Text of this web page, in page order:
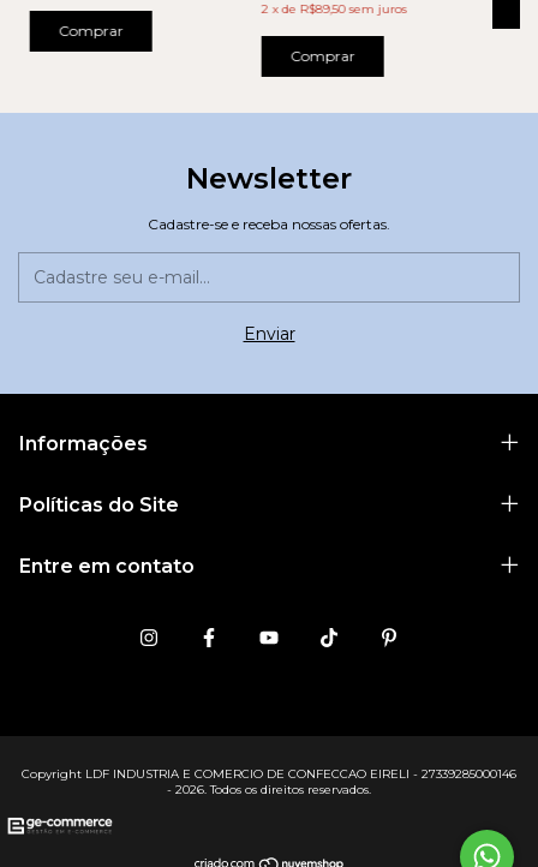
Comprar
2 xde R$89,50 sem juros
Comprar
Newsletter
Cadastre-se e receba nossas ofertas.
Informações
Políticas do Site
Entre em contato
Copyright LDF INDUSTRIA E COMERCIO DE CONFECCAO EIRELI - 27339285000146
- 2026. Todos os direitos reservados.